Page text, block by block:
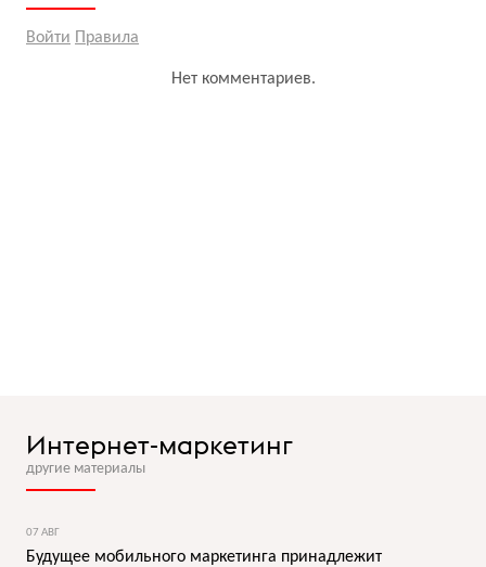
Войти Правила
Нет комментариев.
Интернет-маркетинг
другие материалы
07 АВГ
Будущее мобильного маркетинга принадлежит